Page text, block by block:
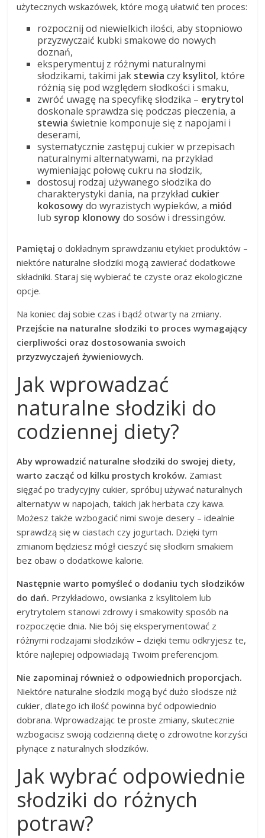
użytecznych wskazówek, które mogą ułatwić ten proces:
rozpocznij od niewielkich ilości, aby stopniowo
przyzwyczaić kubki smakowe do nowych
doznań,
eksperymentuj z różnymi naturalnymi
słodzikami, takimi jak stewia czy ksylitol, które
różnią się pod względem słodkości i smaku,
zwróć uwagę na specyfikę słodzika – erytrytol
doskonale sprawdza się podczas pieczenia, a
stewia świetnie komponuje się z napojami i
deserami,
systematycznie zastępuj cukier w przepisach
naturalnymi alternatywami, na przykład
wymieniając połowę cukru na słodzik,
dostosuj rodzaj używanego słodzika do
charakterystyki dania, na przykład cukier
kokosowy do wyrazistych wypieków, a miód
lub syrop klonowy do sosów i dressingów.
Pamiętaj o dokładnym sprawdzaniu etykiet produktów –
niektóre naturalne słodziki mogą zawierać dodatkowe
składniki. Staraj się wybierać te czyste oraz ekologiczne
opcje.
Na koniec daj sobie czas i bądź otwarty na zmiany.
Przejście na naturalne słodziki to proces wymagający
cierpliwości oraz dostosowania swoich
przyzwyczajeń żywieniowych.
Jak wprowadzać
naturalne słodziki do
codziennej diety?
Aby wprowadzić naturalne słodziki do swojej diety,
warto zacząć od kilku prostych kroków. Zamiast
sięgać po tradycyjny cukier, spróbuj używać naturalnych
alternatyw w napojach, takich jak herbata czy kawa.
Możesz także wzbogacić nimi swoje desery – idealnie
sprawdzą się w ciastach czy jogurtach. Dzięki tym
zmianom będziesz mógł cieszyć się słodkim smakiem
bez obaw o dodatkowe kalorie.
Następnie warto pomyśleć o dodaniu tych słodzików
do dań. Przykładowo, owsianka z ksylitolem lub
erytrytolem stanowi zdrowy i smakowity sposób na
rozpoczęcie dnia. Nie bój się eksperymentować z
różnymi rodzajami słodzików – dzięki temu odkryjesz te,
które najlepiej odpowiadają Twoim preferencjom.
Nie zapominaj również o odpowiednich proporcjach.
Niektóre naturalne słodziki mogą być dużo słodsze niż
cukier, dlatego ich ilość powinna być odpowiednio
dobrana. Wprowadzając te proste zmiany, skutecznie
wzbogacisz swoją codzienną dietę o zdrowotne korzyści
płynące z naturalnych słodzików.
Jak wybrać odpowiednie
słodziki do różnych
potraw?